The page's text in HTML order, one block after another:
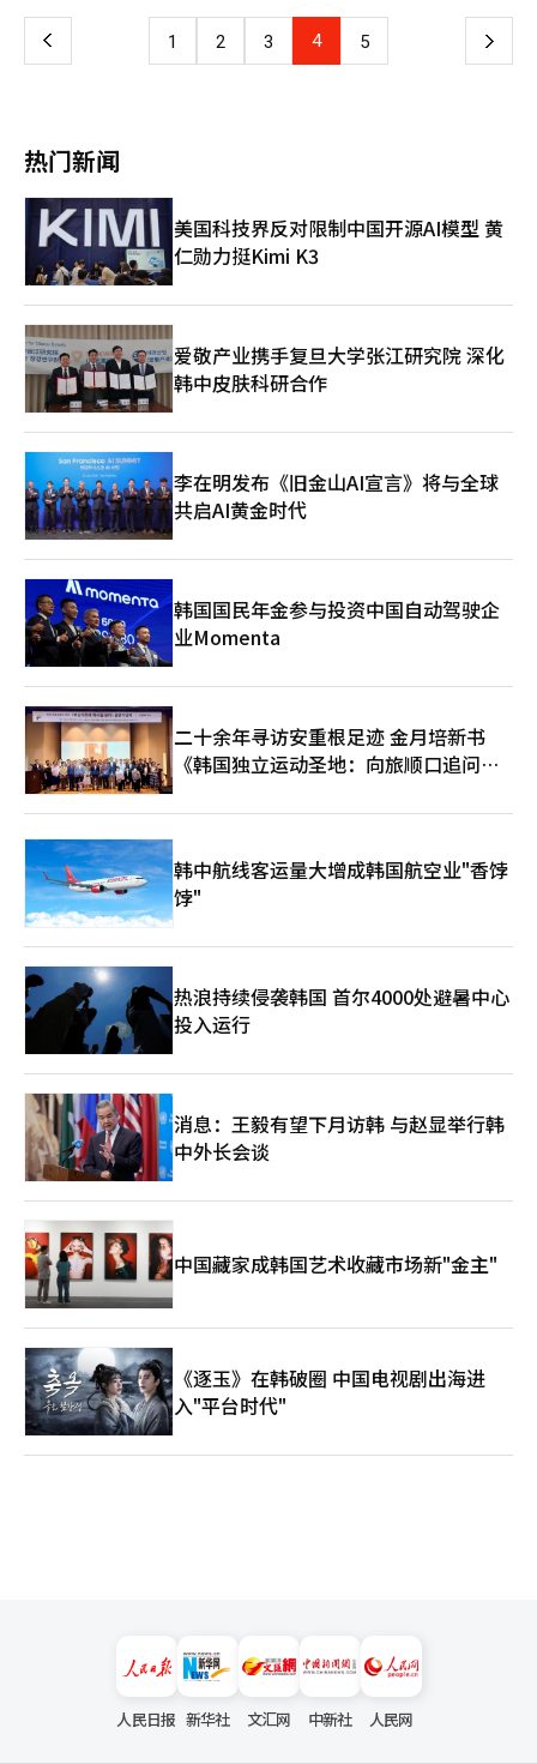
和30万次，降幅分别达到67%和75%。希音的新增安装量则从去
年7月的82万次高点下滑至12月的14万次，累计减少82%。 除广
告投入减少外，消费者信任度下滑也被认为是中国电商平台走弱的
担忧。
的受访者表示未来一年内有售房计划，较今年上半年（54.8%）有
所回落；无售房计划的比例为53.8%。在未计划售房的原因中，以
现收益及转换投资方向（10.7%）紧随其后。售房时机方面，明年
购房意愿有所调整，但以刚性需求为中心的购房热度仍保持在较高
水平；相比之下，售房计划趋于谨慎。在今年上半年房价上涨后，
市场并未急于出售，而倾向于观望，致使售房意愿较此前有所回
落。 本次调查于本月3日至17日通过直房应用程序（APP）进行，
对485名用户开展为期15天的问卷调查，在95%的置信水平下，抽
样误差为±4.45%。
品出口扩大方案》，明确将培育高端消费品企业作为重点任务。
数据显示，今年韩国出口额有望首次突破年度7000亿美元大关。
打造为新的增长引擎。其中，培育“K-消费品高端企业”被视为最
受关注的重点举措。 在政策落实方面，政府将整合研发、生产、
设计创新等部门资源，集中提供企业发展所需支持。同时，通过扩
大贸易保险覆盖范围、引入共生金融等措施，进一步减轻企业资金
压力。 在消费品出口的流通与物流方面，政府也将加大支持力
度。为推动海外消费者的反向直购，计划建设涵盖网站、应用程序
（APP）及海外服务中心的全球线上购物平台。此外，将在海外10
个重点区域新设“K-消费品物流服务台”，提供商品收取、质量检
验、重新包装并安排发货等退换货服务；同时，以潜力市场为重
点，海外共同物流中心数量将从今年的302个扩大至明年的322
个。 政府还将全力应对出口环节中的海外认证和非关税壁垒。在
营销方面，将推动K-消费品高端化，并与韩流效应相结合。通过国
内外展会和体验式营销等方式，拓展全球买家群体，提升K-消费品
费品出口额的427亿美元提升至2030年的700亿美元。产业通商资
源部长官金正官表示：“在全球贸易环境快速变化、出口多元化需
求日益迫切的背景下，K-文化的全球扩散为韩国消费品出口带来了
新机遇。我们将加快落实今天公布的各项对策，为2030年前实现
K-消费品出口700亿美元奠定坚实基础。”
上 1 2 3 4 5 下
热门新闻
美国科技界反对限制中国开源AI模型 黄
仁勋力挺Kimi K3
爱敬产业携手复旦大学张江研究院 深化
韩中皮肤科研合作
李在明发布《旧金山AI宣言》将与全球
共启AI黄金时代
韩国国民年金参与投资中国自动驾驶企
业Momenta
二十余年寻访安重根足迹 金月培新书
《韩国独立运动圣地：向旅顺口追问历
韩中航线客运量大增成韩国航空业"香饽
饽"
热浪持续侵袭韩国 首尔4000处避暑中心
投入运行
消息：王毅有望下月访韩 与赵显举行韩
中外长会谈
中国藏家成韩国艺术收藏市场新"金主"
《逐玉》在韩破圈 中国电视剧出海进
入"平台时代"
人民日报 新华社 文汇网 中新社 人民网